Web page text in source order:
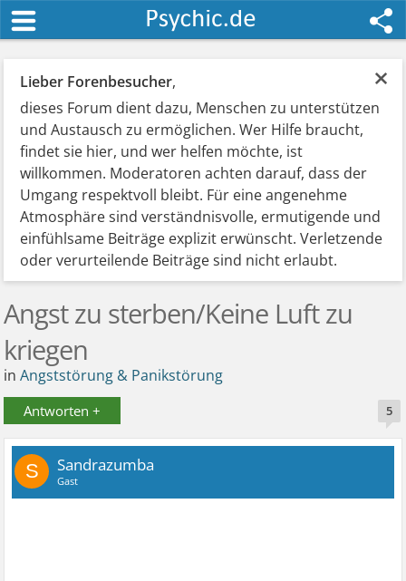
×
Lieber Forenbesucher,
dieses Forum dient dazu, Menschen zu unterstützen
und Austausch zu ermöglichen. Wer Hilfe braucht,
findet sie hier, und wer helfen möchte, ist
willkommen. Moderatoren achten darauf, dass der
Umgang respektvoll bleibt. Für eine angenehme
Atmosphäre sind verständnisvolle, ermutigende und
einfühlsame Beiträge explizit erwünscht. Verletzende
oder verurteilende Beiträge sind nicht erlaubt.
Angst zu sterben/Keine Luft zu
kriegen
inAngststörung & Panikstörung
Antworten + 5
S Sandrazumba
Gast